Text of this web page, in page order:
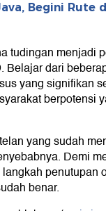
Begini Rute
tudingan menjadi
Belajar dari
yang signifikan
berpotensi
yang sudah
Demi
penutupan
benar.